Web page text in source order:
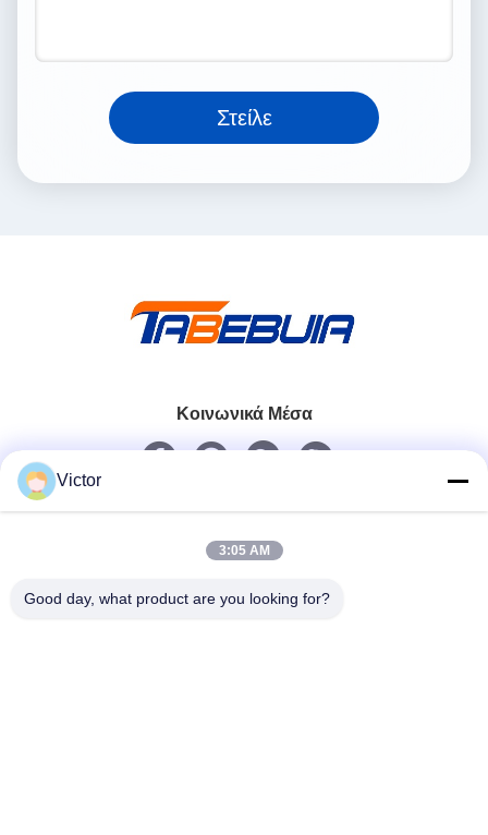
Στείλε
Κοινωνικά Μέσα
Γρήγορη επικοινωνία
Victor
3:05 AM
Good day, what product are you looking for?